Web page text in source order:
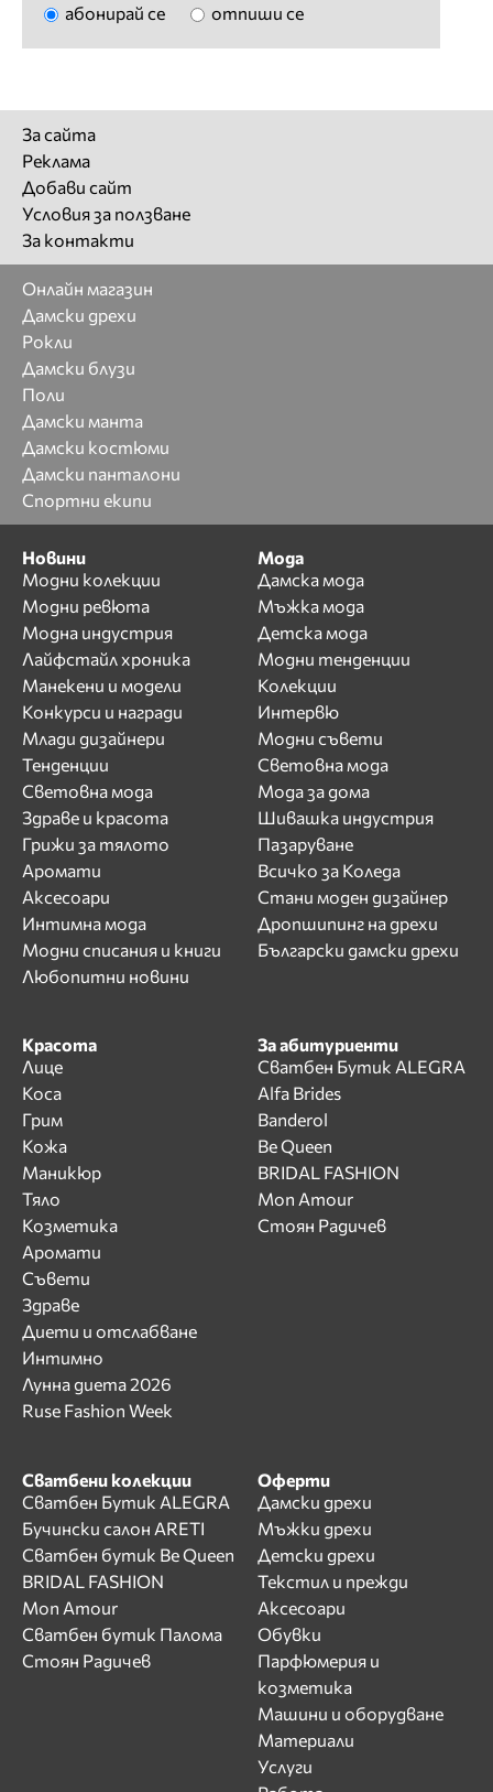
абонирай се отпиши се
За сайта
Реклама
Добави сайт
Условия за ползване
За контакти
Онлайн магазин
Дамски дрехи
Рокли
Дамски блузи
Поли
Дамски манта
Дамски костюми
Дамски панталони
Спортни екипи
Новини
Модни колекции
Модни ревюта
Модна индустрия
Лайфстайл хроника
Манекени и модели
Конкурси и награди
Млади дизайнери
Тенденции
Световна мода
Здраве и красота
Грижи за тялото
Аромати
Аксесоари
Интимна мода
Модни списания и книги
Любопитни новини
Мода
Дамска мода
Мъжка мода
Детска мода
Модни тенденции
Колекции
Интервю
Модни съвети
Световна мода
Мода за дома
Шивашка индустрия
Пазаруване
Всичко за Коледа
Стани моден дизайнер
Дропшипинг на дрехи
Български дамски дрехи
Красота
Лице
Коса
Грим
Кожа
Маникюр
Тяло
Козметика
Аромати
Съвети
Здраве
Диети и отслабване
Интимно
Лунна диета 2026
Ruse Fashion Week
За абитуриенти
Сватбен Бутик ALEGRA
Alfa Brides
Banderol
Be Queen
BRIDAL FASHION
Mon Amour
Стоян Радичев
Сватбени колекции
Сватбен Бутик ALEGRA
Бучински салон ARETI
Сватбен бутик Be Queen
BRIDAL FASHION
Mon Amour
Сватбен бутик Палома
Стоян Радичев
Оферти
Дамски дрехи
Мъжки дрехи
Детски дрехи
Текстил и прежди
Аксесоари
Обувки
Парфюмерия и
козметика
Машини и оборудване
Материали
Услуги